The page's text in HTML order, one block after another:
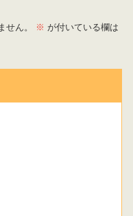
ん。 ※ が付いている欄は